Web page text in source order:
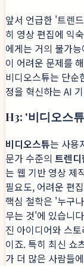
앞서 언급한 '트렌
히 영상 편집에 익
에게는 거의 불가
이 어려운 문제를
비디오스튜는 단순
정을 혁신하는 AI
H3: '비디오스
비디오스튜는 사용
문가 수준의 트렌
는 웹 기반 영상 제
필요도, 어려운 편
핵심 철학은 '누구
무는 것'에 있습니
진 아이디어와 스
이죠. 특히 최신 쇼
가 더 많은 사람들